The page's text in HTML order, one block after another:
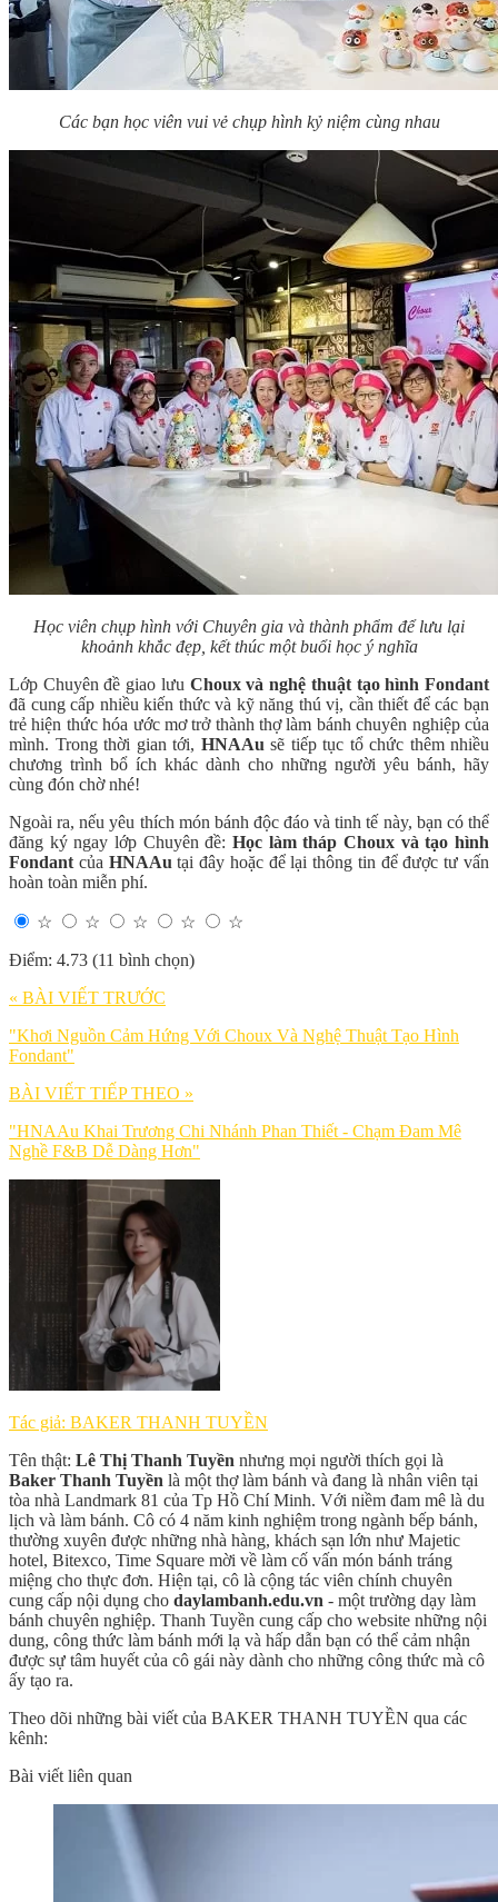
Các bạn học viên vui vẻ chụp hình kỷ niệm cùng nhau
Học viên chụp hình với Chuyên gia và thành phẩm để lưu lại
khoảnh khắc đẹp, kết thúc một buổi học ý nghĩa
Lớp Chuyên đề giao lưu Choux và nghệ thuật tạo hình Fondant
đã cung cấp nhiều kiến thức và kỹ năng thú vị, cần thiết để các bạn
trẻ hiện thức hóa ước mơ trở thành thợ làm bánh chuyên nghiệp của
mình. Trong thời gian tới, HNAAu sẽ tiếp tục tổ chức thêm nhiều
chương trình bổ ích khác dành cho những người yêu bánh, hãy
cùng đón chờ nhé!
Ngoài ra, nếu yêu thích món bánh độc đáo và tinh tế này, bạn có thể
đăng ký ngay lớp Chuyên đề: Học làm tháp Choux và tạo hình
Fondant của HNAAu tại đây hoặc để lại thông tin để được tư vấn
hoàn toàn miễn phí.
☆ ☆ ☆ ☆
☆
Điểm: 4.73 (11 bình chọn)
« BÀI VIẾT TRƯỚC
"Khơi Nguồn Cảm Hứng Với Choux Và Nghệ Thuật Tạo Hình
Fondant"
BÀI VIẾT TIẾP THEO »
"HNAAu Khai Trương Chi Nhánh Phan Thiết - Chạm Đam Mê
Nghề F&B Dễ Dàng Hơn"
Tác giả: BAKER THANH TUYỀN
Tên thật: Lê Thị Thanh Tuyền nhưng mọi người thích gọi là
Baker Thanh Tuyền là một thợ làm bánh và đang là nhân viên tại
tòa nhà Landmark 81 của Tp Hồ Chí Minh. Với niềm đam mê là du
lịch và làm bánh. Cô có 4 năm kinh nghiệm trong ngành bếp bánh,
thường xuyên được những nhà hàng, khách sạn lớn như Majetic
hotel, Bitexco, Time Square mời về làm cố vấn món bánh tráng
miệng cho thực đơn. Hiện tại, cô là cộng tác viên chính chuyên
cung cấp nội dụng cho daylambanh.edu.vn - một trường dạy làm
bánh chuyên nghiệp. Thanh Tuyền cung cấp cho website những nội
dung, công thức làm bánh mới lạ và hấp dẫn bạn có thể cảm nhận
được sự tâm huyết của cô gái này dành cho những công thức mà cô
ấy tạo ra.
Theo dõi những bài viết của BAKER THANH TUYỀN qua các
kênh:
Bài viết liên quan